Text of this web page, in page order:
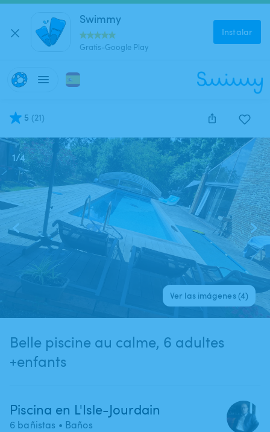
Swimmy
Gratis-Google Play
Instalar
5 (21)
1/4
Ver las imágenes (4)
Belle piscine au calme, 6 adultes
+enfants
Piscina en L'Isle-Jourdain
6 bañistas • Baños